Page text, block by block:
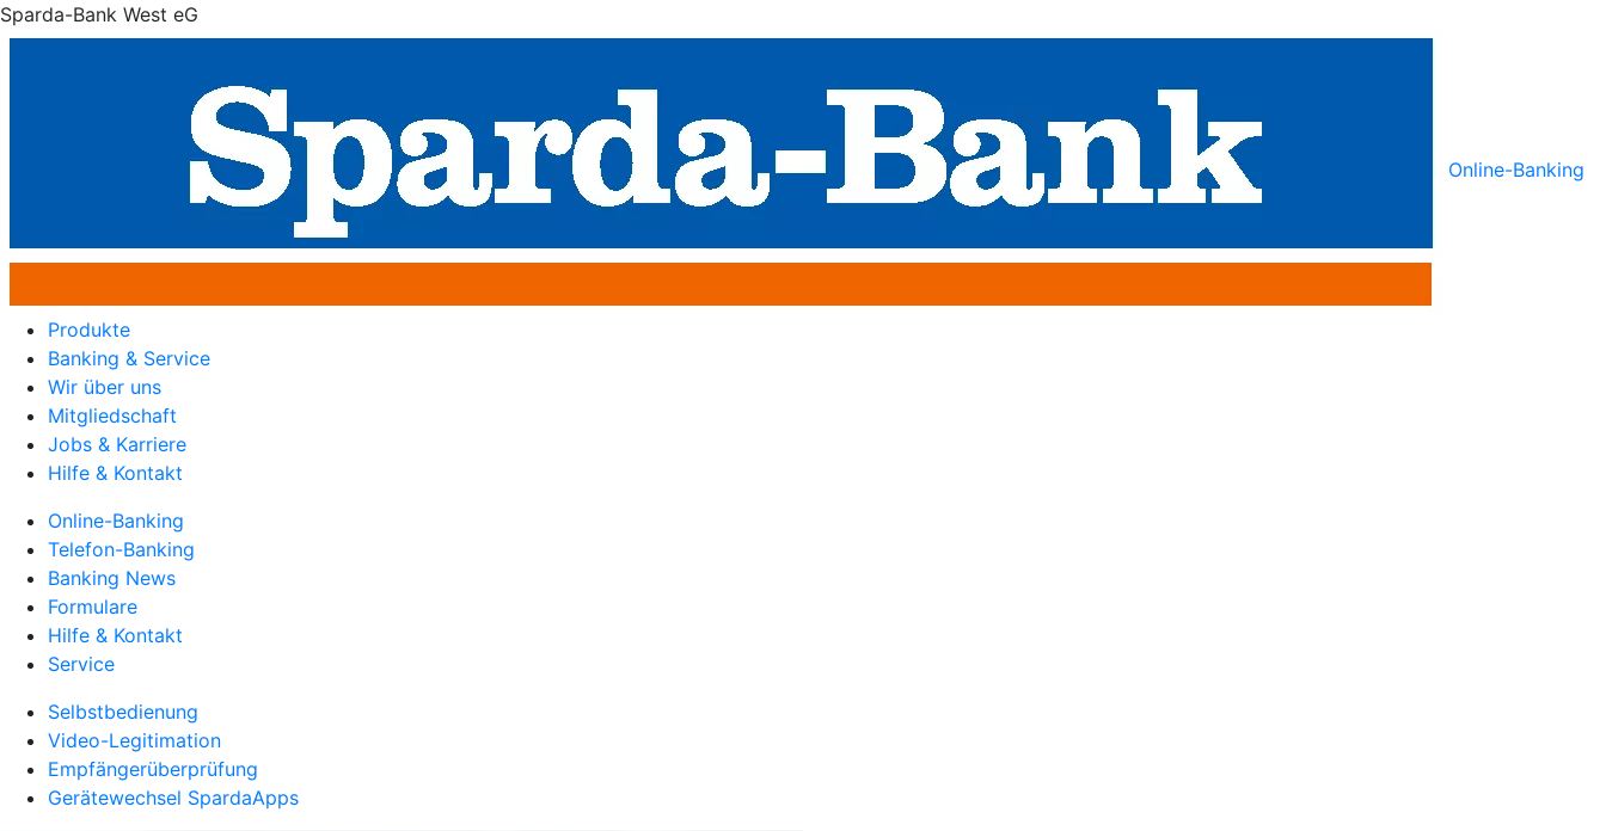
Sparda-Bank West eG
Online-Banking
Produkte
Banking & Service
Wir über uns
Mitgliedschaft
Jobs & Karriere
Hilfe & Kontakt
Online-Banking
Telefon-Banking
Banking News
Formulare
Hilfe & Kontakt
Service
Selbstbedienung
Video-Legitimation
Empfängerüberprüfung
Gerätewechsel SpardaApps